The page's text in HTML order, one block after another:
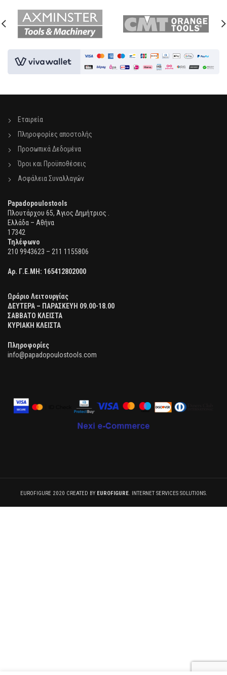
Εταιρεία
Πληροφορίες αποστολής
Προσωπικά Δεδομένα
Όροι και Προϋποθέσεις
Ασφάλεια Συναλλαγών
Papadopoulostools
Πλουτάρχου 65, Άγιος Δημήτριος .
Ελλάδα – Αθήνα
17342
Τηλέφωνο
210 9943623 – 211 1155806
Αρ. Γ.Ε.ΜΗ: 165412802000
Ωράριο Λειτουργίας
ΔΕΥΤΕΡΑ – ΠΑΡΑΣΚΕΥΗ 09.00-18.00
ΣΑΒΒΑΤΟ ΚΛΕΙΣΤΑ
ΚΥΡΙΑΚΗ ΚΛΕΙΣΤΑ
Πληροφορίες
info@papadopoulostools.com
EUROFIGURE 2020 CREATED BY EUROFIGURE. INTERNET SERVICES SOLUTIONS.